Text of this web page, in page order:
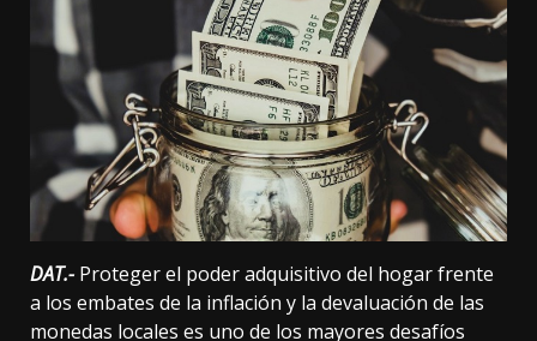
DAT.- Proteger el poder adquisitivo del hogar frente
a los embates de la inflación y la devaluación de las
monedas locales es uno de los mayores desafíos